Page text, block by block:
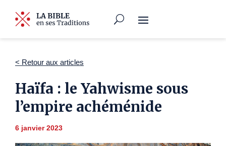
< Retour aux articles
Haïfa : le Yahwisme sous
l’empire achéménide
6 janvier 2023